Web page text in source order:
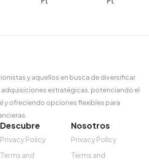
y aquellos en busca de diversificar
adquisiciones estratégicas, potenciando el
y ofreciendo opciones flexibles para
Descubre
Privacy Policy
Terms and
Nosotros
Privacy Policy
Terms and